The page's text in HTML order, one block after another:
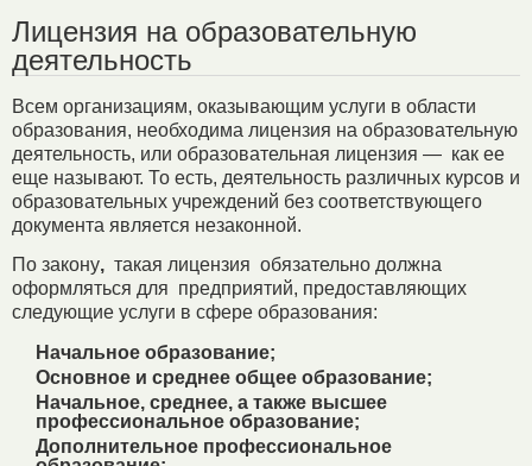
Лицензия на образовательную
деятельность
Всем организациям, оказывающим услуги в области
образования, необходима лицензия на образовательную
деятельность, или образовательная лицензия — как ее
еще называют. То есть, деятельность различных курсов и
образовательных учреждений без соответствующего
документа является незаконной.
По закону, такая лицензия обязательно должна
оформляться для предприятий, предоставляющих
следующие услуги в сфере образования:
Начальное образование;
Основное и среднее общее образование;
Начальное, среднее, а также высшее
профессиональное образование;
Дополнительное профессиональное